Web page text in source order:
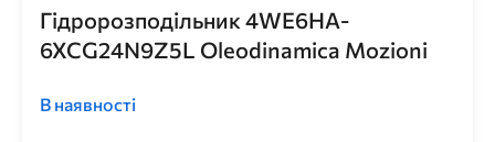
Гідророзподільник 4WE6HA-
6XCG24N9Z5L Oleodinamica Mozioni
В наявності